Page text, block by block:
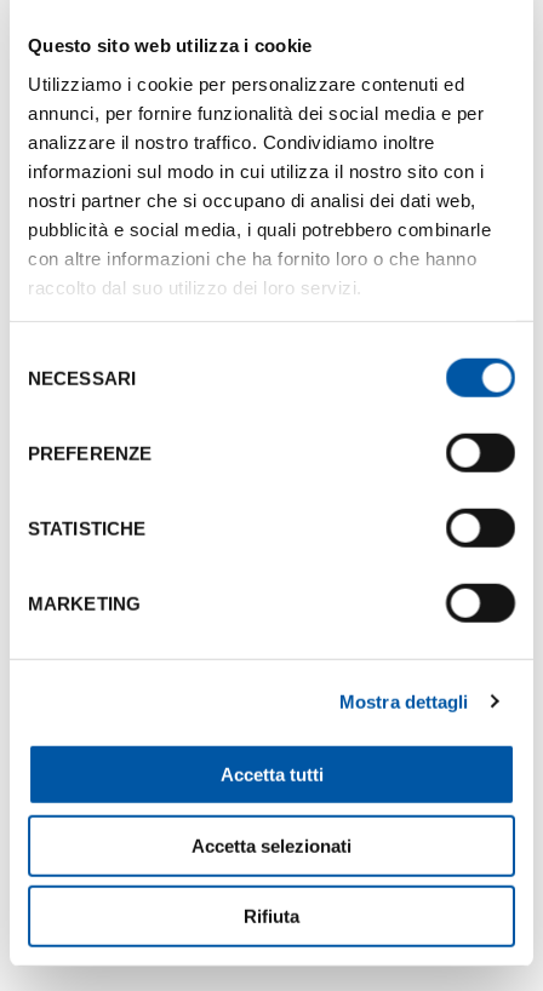
Questo sito web utilizza i cookie
Utilizziamo i cookie per personalizzare contenuti ed
annunci, per fornire funzionalità dei social media e per
analizzare il nostro traffico. Condividiamo inoltre
informazioni sul modo in cui utilizza il nostro sito con i
nostri partner che si occupano di analisi dei dati web,
pubblicità e social media, i quali potrebbero combinarle
con altre informazioni che ha fornito loro o che hanno
raccolto dal suo utilizzo dei loro servizi.
delNECESSARI
PREFERENZE
STATISTICHE
MARKETING
Mostra dettagli
Accetta tutti
Accetta selezionati
Rifiuta
Photogallery
+3